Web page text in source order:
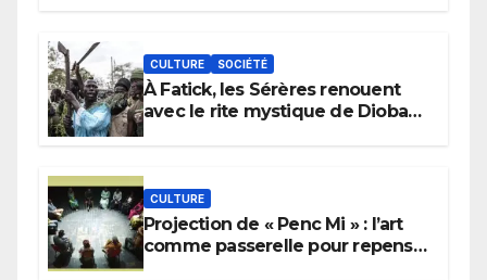
CULTURE SOCIÉTÉ
À Fatick, les Sérères renouent
avec le rite mystique de Diobaye
CULTURE
Projection de « Penc Mi » : l’art
comme passerelle pour repenser